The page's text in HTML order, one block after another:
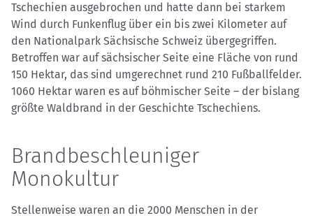
Tschechien ausgebrochen und hatte dann bei starkem
Wind durch Funkenflug über ein bis zwei Kilometer auf
den Nationalpark Sächsische Schweiz übergegriffen.
Betroffen war auf sächsischer Seite eine Fläche von rund
150 Hektar, das sind umgerechnet rund 210 Fußballfelder.
1060 Hektar waren es auf böhmischer Seite – der bislang
größte Waldbrand in der Geschichte Tschechiens.
Brandbeschleuniger
Monokultur
Stellenweise waren an die 2000 Menschen in der